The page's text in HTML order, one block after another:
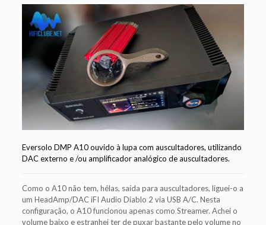
Eversolo DMP A10 ouvido à lupa com auscultadores, utilizando
DAC externo e /ou amplificador analógico de auscultadores.
Como o A10 não tem, hélas, saída para auscultadores, liguei-o a
um HeadAmp/DAC iFI Audio Diablo 2 via USB A/C. Nesta
configuração, o A10 funcionou apenas como Streamer. Achei o
volume baixo e estranhei ter de puxar bastante pelo volume no